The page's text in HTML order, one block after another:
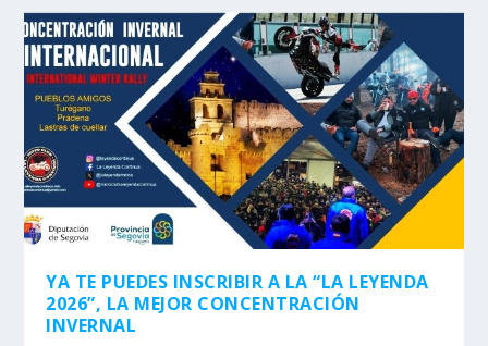
YA TE PUEDES INSCRIBIR A LA “LA LEYENDA
2026”, LA MEJOR CONCENTRACIÓN
INVERNAL